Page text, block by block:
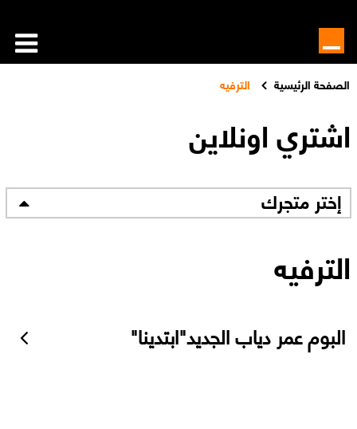
الصفحة الرئيسية الترفيه
اشتري اونلاين
إختر متجرك
الترفيه
البوم عمر دياب الجديد"ابتدينا"